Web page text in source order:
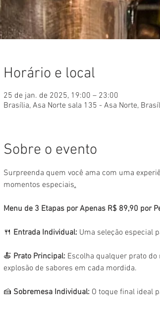
Horário e local
25 de jan. de 2025, 19:00 – 23:00
Brasília, Asa Norte sala 135 - Asa Norte,
Sobre o evento
Surpreenda quem você ama com uma
momentos especiais.
Menu de 3 Etapas por Apenas R$ 89,90 por
🍴 Entrada Individual: Uma seleção especial
🍝 Prato Principal: Escolha qualquer prato
explosão de sabores em cada mordida.
🍰 Sobremesa Individual: O toque final ideal